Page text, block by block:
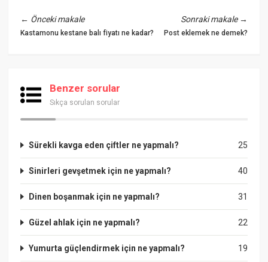
← Önceki makale
Kastamonu kestane balı fiyatı ne kadar?
Sonraki makale→
Post eklemek ne demek?
Benzer sorular
Sıkça sorulan sorular
25
Sürekli kavga eden çiftler ne yapmalı?
40
Sinirleri gevşetmek için ne yapmalı?
31
Dinen boşanmak için ne yapmalı?
22
Güzel ahlak için ne yapmalı?
19
Yumurta güçlendirmek için ne yapmalı?